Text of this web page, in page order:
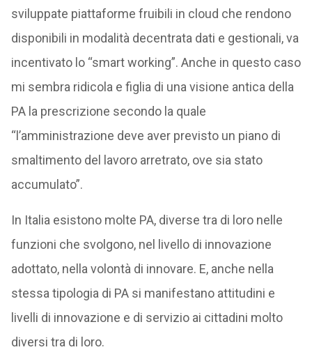
sviluppate piattaforme fruibili in cloud che rendono
disponibili in modalità decentrata dati e gestionali, va
incentivato lo “smart working”. Anche in questo caso
mi sembra ridicola e figlia di una visione antica della
PA la prescrizione secondo la quale
“l’amministrazione deve aver previsto un piano di
smaltimento del lavoro arretrato, ove sia stato
accumulato”.
In Italia esistono molte PA, diverse tra di loro nelle
funzioni che svolgono, nel livello di innovazione
adottato, nella volontà di innovare. E, anche nella
stessa tipologia di PA si manifestano attitudini e
livelli di innovazione e di servizio ai cittadini molto
diversi tra di loro.